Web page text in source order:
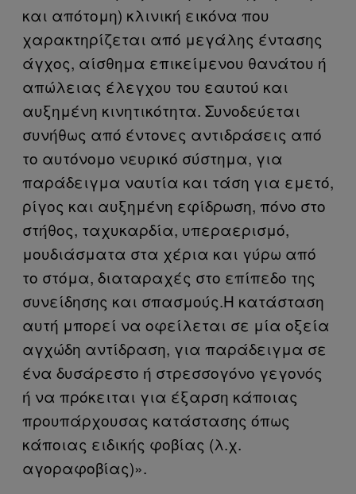
και απότομη) κλινική εικόνα που
χαρακτηρίζεται από μεγάλης έντασης
άγχος, αίσθημα επικείμενου θανάτου ή
απώλειας έλεγχου του εαυτού και
αυξημένη κινητικότητα. Συνοδεύεται
συνήθως από έντονες αντιδράσεις από
το αυτόνομο νευρικό σύστημα, για
παράδειγμα ναυτία και τάση για εμετό,
ρίγος και αυξημένη εφίδρωση, πόνο στο
στήθος, ταχυκαρδία, υπεραερισμό,
μουδιάσματα στα χέρια και γύρω από
το στόμα, διαταραχές στο επίπεδο της
συνείδησης και σπασμούς.Η κατάσταση
αυτή μπορεί να οφείλεται σε μία οξεία
αγχώδη αντίδραση, για παράδειγμα σε
ένα δυσάρεστο ή στρεσσογόνο γεγονός
ή να πρόκειται για έξαρση κάποιας
προυπάρχουσας κατάστασης όπως
κάποιας ειδικής φοβίας (λ.χ.
αγοραφοβίας)».